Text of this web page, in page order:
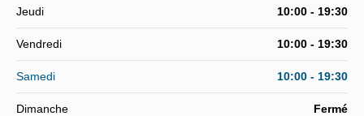
Jeudi 10:00 - 19:30
Vendredi 10:00 - 19:30
Samedi 10:00 - 19:30
Dimanche Fermé